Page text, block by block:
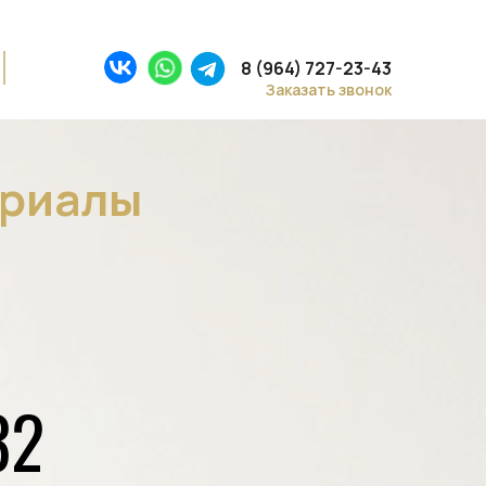
8 (964) 727-23-43
Заказать звонок
ключ»